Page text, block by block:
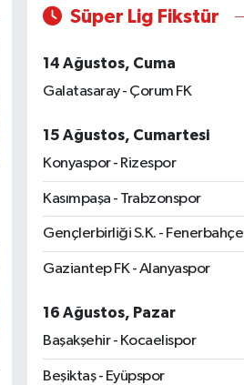
Süper Lig Fikstür
14 Ağustos, Cuma
Galatasaray - Çorum FK
15 Ağustos, Cumartesi
Konyaspor - Rizespor
Kasımpaşa - Trabzonspor
Gençlerbirliği S.K. - Fenerbahçe
Gaziantep FK - Alanyaspor
16 Ağustos, Pazar
Başakşehir - Kocaelispor
Beşiktaş - Eyüpspor